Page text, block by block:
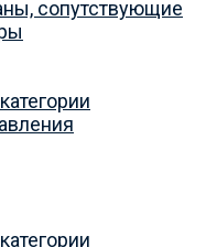
сопутствующие